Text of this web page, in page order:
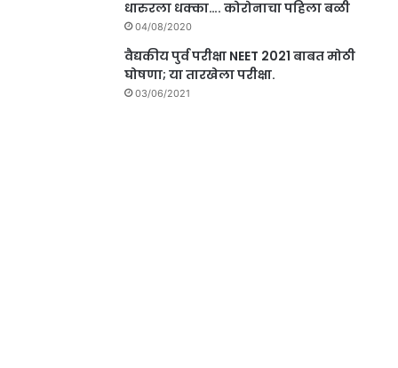
धारुरला धक्का…. कोरोनाचा पहिला बळी
04/08/2020
वैद्यकीय पुर्व परीक्षा NEET 2021 बाबत मोठी
घोषणा; या तारखेला परीक्षा.
03/06/2021